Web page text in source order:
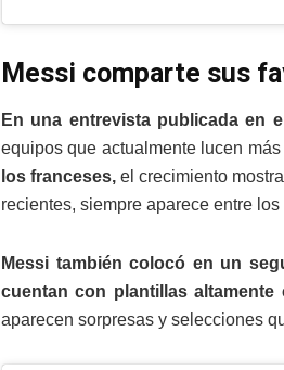
Messi comparte sus
En una entrevista publicada en
equipos que actualmente lucen
los franceses, el crecimiento
recientes, siempre aparece entre
Messi también colocó en un
cuentan con plantillas altamente
aparecen sorpresas y selecciones